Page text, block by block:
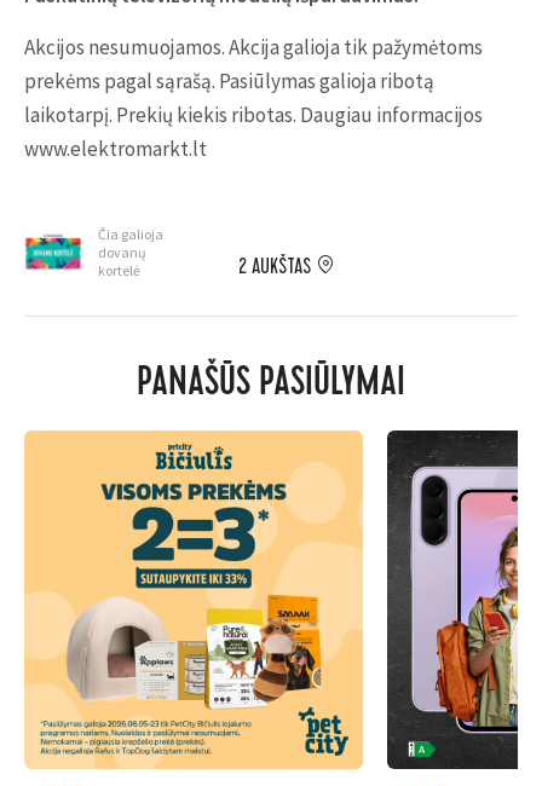
Akcijos nesumuojamos. Akcija galioja tik pažymėtoms
prekėms pagal sąrašą. Pasiūlymas galioja ribotą
laikotarpį. Prekių kiekis ribotas. Daugiau informacijos
www.elektromarkt.lt
Čia galioja
dovanų
kortelė
2 AUKŠTAS
PANAŠŪS PASIŪLYMAI